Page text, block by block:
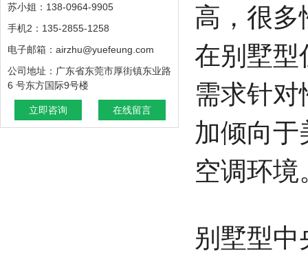
苏小姐：138-0964-9905
手机2：135-2855-1258
电子邮箱：airzhu@yuefeung.com
公司地址：广东省东莞市厚街镇东业路
6 号东方国际9号楼
立即咨询 在线留言
高，很多
在别墅型
需求针对
加倾向于
空调环境
别墅型中